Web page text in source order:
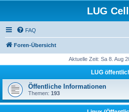
LUG
FAQ
Foren-Übersicht
Aktuelle Zeit: Sa 8. Aug
LUG
Öffentliche Informationen
Themen: 193